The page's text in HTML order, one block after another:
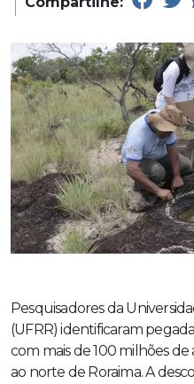
Pesquisadores da
(UFRR) identificaram
com mais de 100 milhões
ao norte de Roraima. A